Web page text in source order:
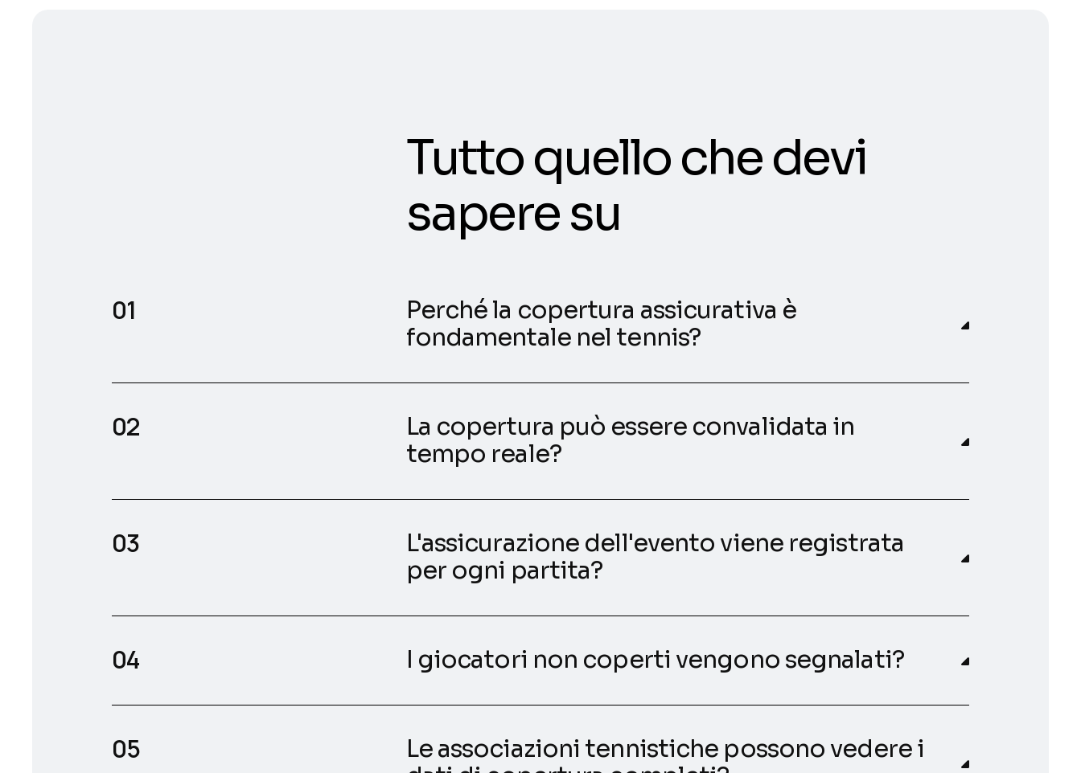
Tutto quello che devi
sapere su
Perché la copertura assicurativa è
fondamentale nel tennis?
La copertura può essere convalidata in
tempo reale?
L'assicurazione dell'evento viene registrata
per ogni partita?
I giocatori non coperti vengono segnalati?
Le associazioni tennistiche possono vedere i